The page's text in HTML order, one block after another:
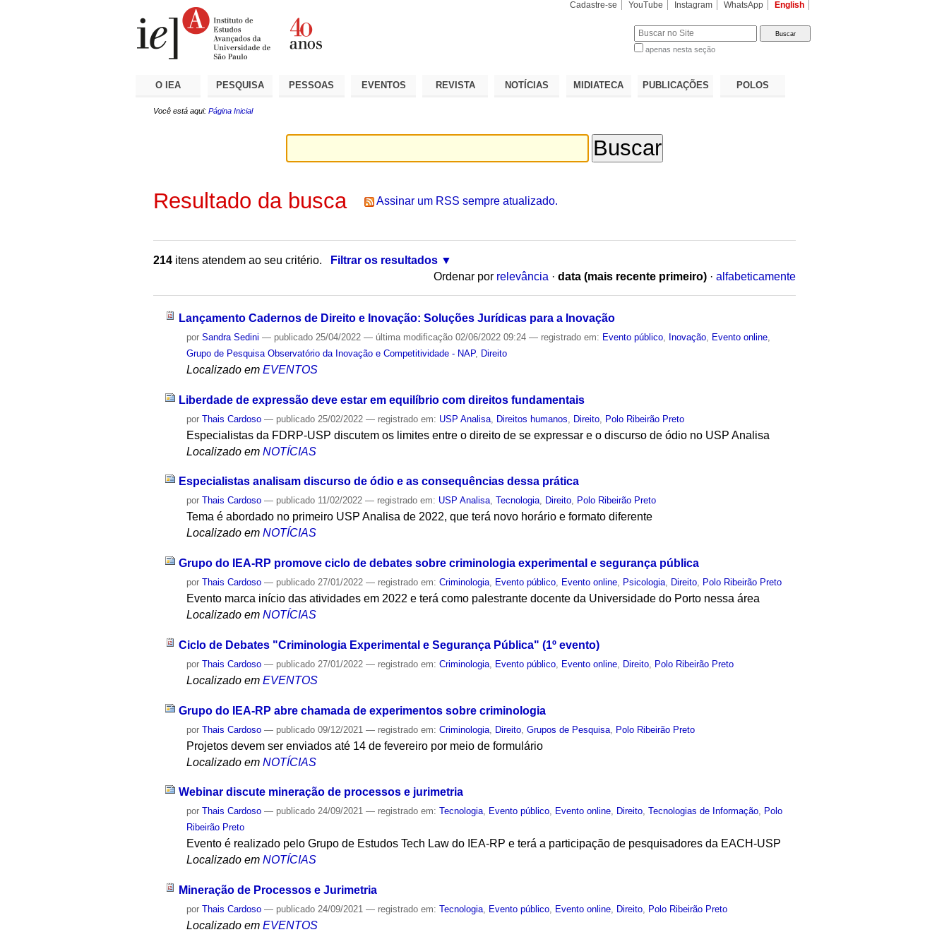
Cadastre-se YouTube Instagram WhatsApp English
apenas nesta seção
O IEA PESQUISA PESSOAS EVENTOS REVISTA NOTÍCIAS MIDIATECA PUBLICAÇÕES POLOS
Você está aqui: Página Inicial
Resultado da busca Assinar um RSS sempre atualizado.
214 itens atendem ao seu critério.
Filtrar os resultados
Ordenar por relevância · data (mais recente primeiro) · alfabeticamente
Lançamento Cadernos de Direito e Inovação: Soluções Jurídicas para a Inovação
porSandra Sedini — publicado 25/04/2022— última modificação 02/06/2022 09:24— registrado em: Evento público Inovação Evento online
Grupo de Pesquisa Observatório da Inovação e Competitividade - NAP, Direito
Localizado em EVENTOS
Liberdade de expressão deve estar em equilíbrio com direitos fundamentais
porThais Cardoso — publicado 25/02/2022— registrado em: USP Analisa Direitos humanos Direito Polo Ribeirão Preto
Especialistas da FDRP-USP discutem os limites entre o direito de se expressar e o discurso de ódio no USP Analisa
Localizado em NOTÍCIAS
Especialistas analisam discurso de ódio e as consequências dessa prática
porThais Cardoso — publicado 11/02/2022— registrado em: USP Analisa,Tecnologia, Direito, Polo Ribeirão Preto
Tema é abordado no primeiro USP Analisa de 2022, que terá novo horário e formato diferente
Localizado em NOTÍCIAS
Grupo do IEA-RP promove ciclo de debates sobre criminologia experimental e segurança pública
porThais Cardoso — publicado 27/01/2022— registrado em:Criminologia, Evento público, Evento online, Psicologia, Direito, Polo Ribeirão Preto
Evento marca início das atividades em 2022 e terá como palestrante docente da Universidade do Porto nessa área
Localizado em NOTÍCIAS
Ciclo de Debates "Criminologia Experimental e Segurança Pública" (1º evento)
porThais Cardoso — publicado 27/01/2022— registrado em:Criminologia Evento público Evento online Direito Polo Ribeirão Preto
Localizado em EVENTOS
Grupo do IEA-RP abre chamada de experimentos sobre criminologia
porThais Cardoso — publicado 09/12/2021— registrado em:Criminologia Direito ,Grupos de Pesquisa Polo Ribeirão Preto
Projetos devem ser enviados até 14 de fevereiro por meio de formulário
Localizado em NOTÍCIAS
Webinar discute mineração de processos e jurimetria
porThais Cardoso — publicado 24/09/2021— registrado em:Tecnologia, Evento público, Evento online, Direito,Tecnologias de Informação, Polo
Ribeirão Preto
Evento é realizado pelo Grupo de Estudos Tech Law do IEA-RP e terá a participação de pesquisadores da EACH-USP
Localizado em NOTÍCIAS
Mineração de Processos e Jurimetria
porThais Cardoso — publicado 24/09/2021— registrado em:Tecnologia Evento público Evento online Direito Polo Ribeirão Preto
Localizado em EVENTOS